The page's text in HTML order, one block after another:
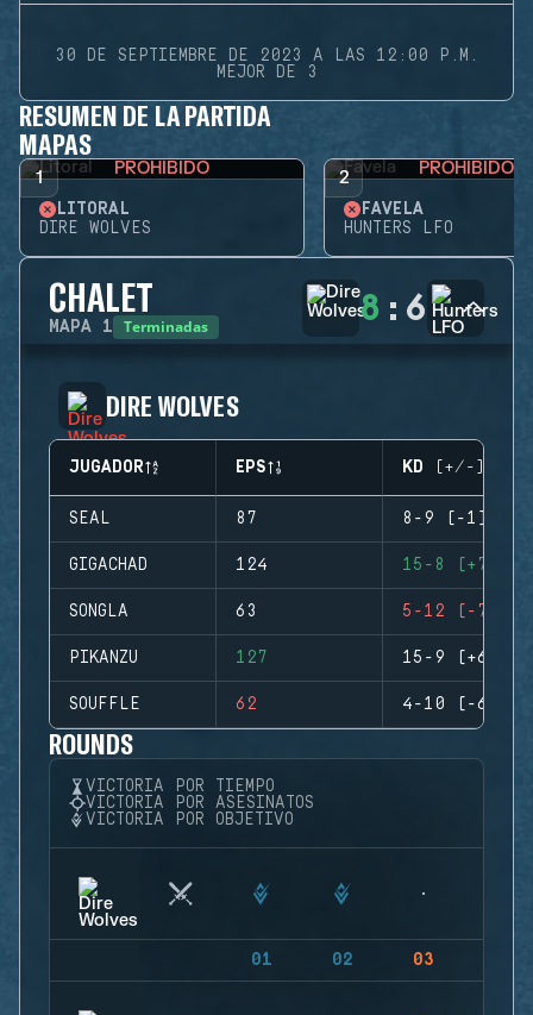
30 DE SEPTIEMBRE DE 2023 A LAS 12:00 P.M.
MEJOR DE 3
RESUMEN DE LA PARTIDA
MAPAS
1 PROHIBIDO
LITORAL
DIRE WOLVES
2 PROHIBIDO
FAVELA
HUNTERS LFO
CHALET
MAPA 1 Terminadas 8 : 6
DIRE WOLVES
JUGADOR EPS KD (+/-)
SEAL 87 8-9 (-1)
GIGACHAD 124 15-8 (+7)
SONGLA 63 5-12 (-7)
PIKANZU 127 15-9 (+6)
SOUFFLE 62 4-10 (-6)
ROUNDS
VICTORIA POR TIEMPO
VICTORIA POR ASESINATOS
VICTORIA POR OBJETIVO
01 02 03